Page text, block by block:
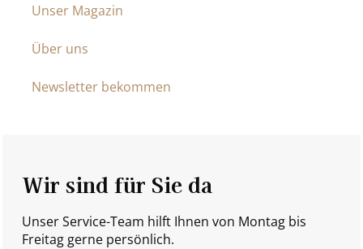
Unser Magazin
Über uns
Newsletter bekommen
Wir sind für Sie da
Unser Service-Team hilft Ihnen von Montag bis
Freitag gerne persönlich.